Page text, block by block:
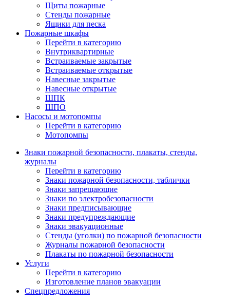
Щиты пожарные
Стенды пожарные
Ящики для песка
Пожарные шкафы
Перейти в категорию
Внутриквартирные
Встраиваемые закрытые
Встраиваемые открытые
Навесные закрытые
Навесные открытые
ШПК
ШПО
Насосы и мотопомпы
Перейти в категорию
Мотопомпы
Знаки пожарной безопасности, плакаты, стенды,
журналы
Перейти в категорию
Знаки пожарной безопасности, таблички
Знаки запрещающие
Знаки по электробезопасности
Знаки предписывающие
Знаки предупреждающие
Знаки эвакуационные
Стенды (уголки) по пожарной безопасности
Журналы пожарной безопасности
Плакаты по пожарной безопасности
Услуги
Перейти в категорию
Изготовление планов эвакуации
Спецпредложения